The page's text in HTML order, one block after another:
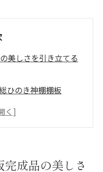
美しさを引き立てる
ひのき神棚棚板
ひのき神棚棚板の美
成品の美しさ